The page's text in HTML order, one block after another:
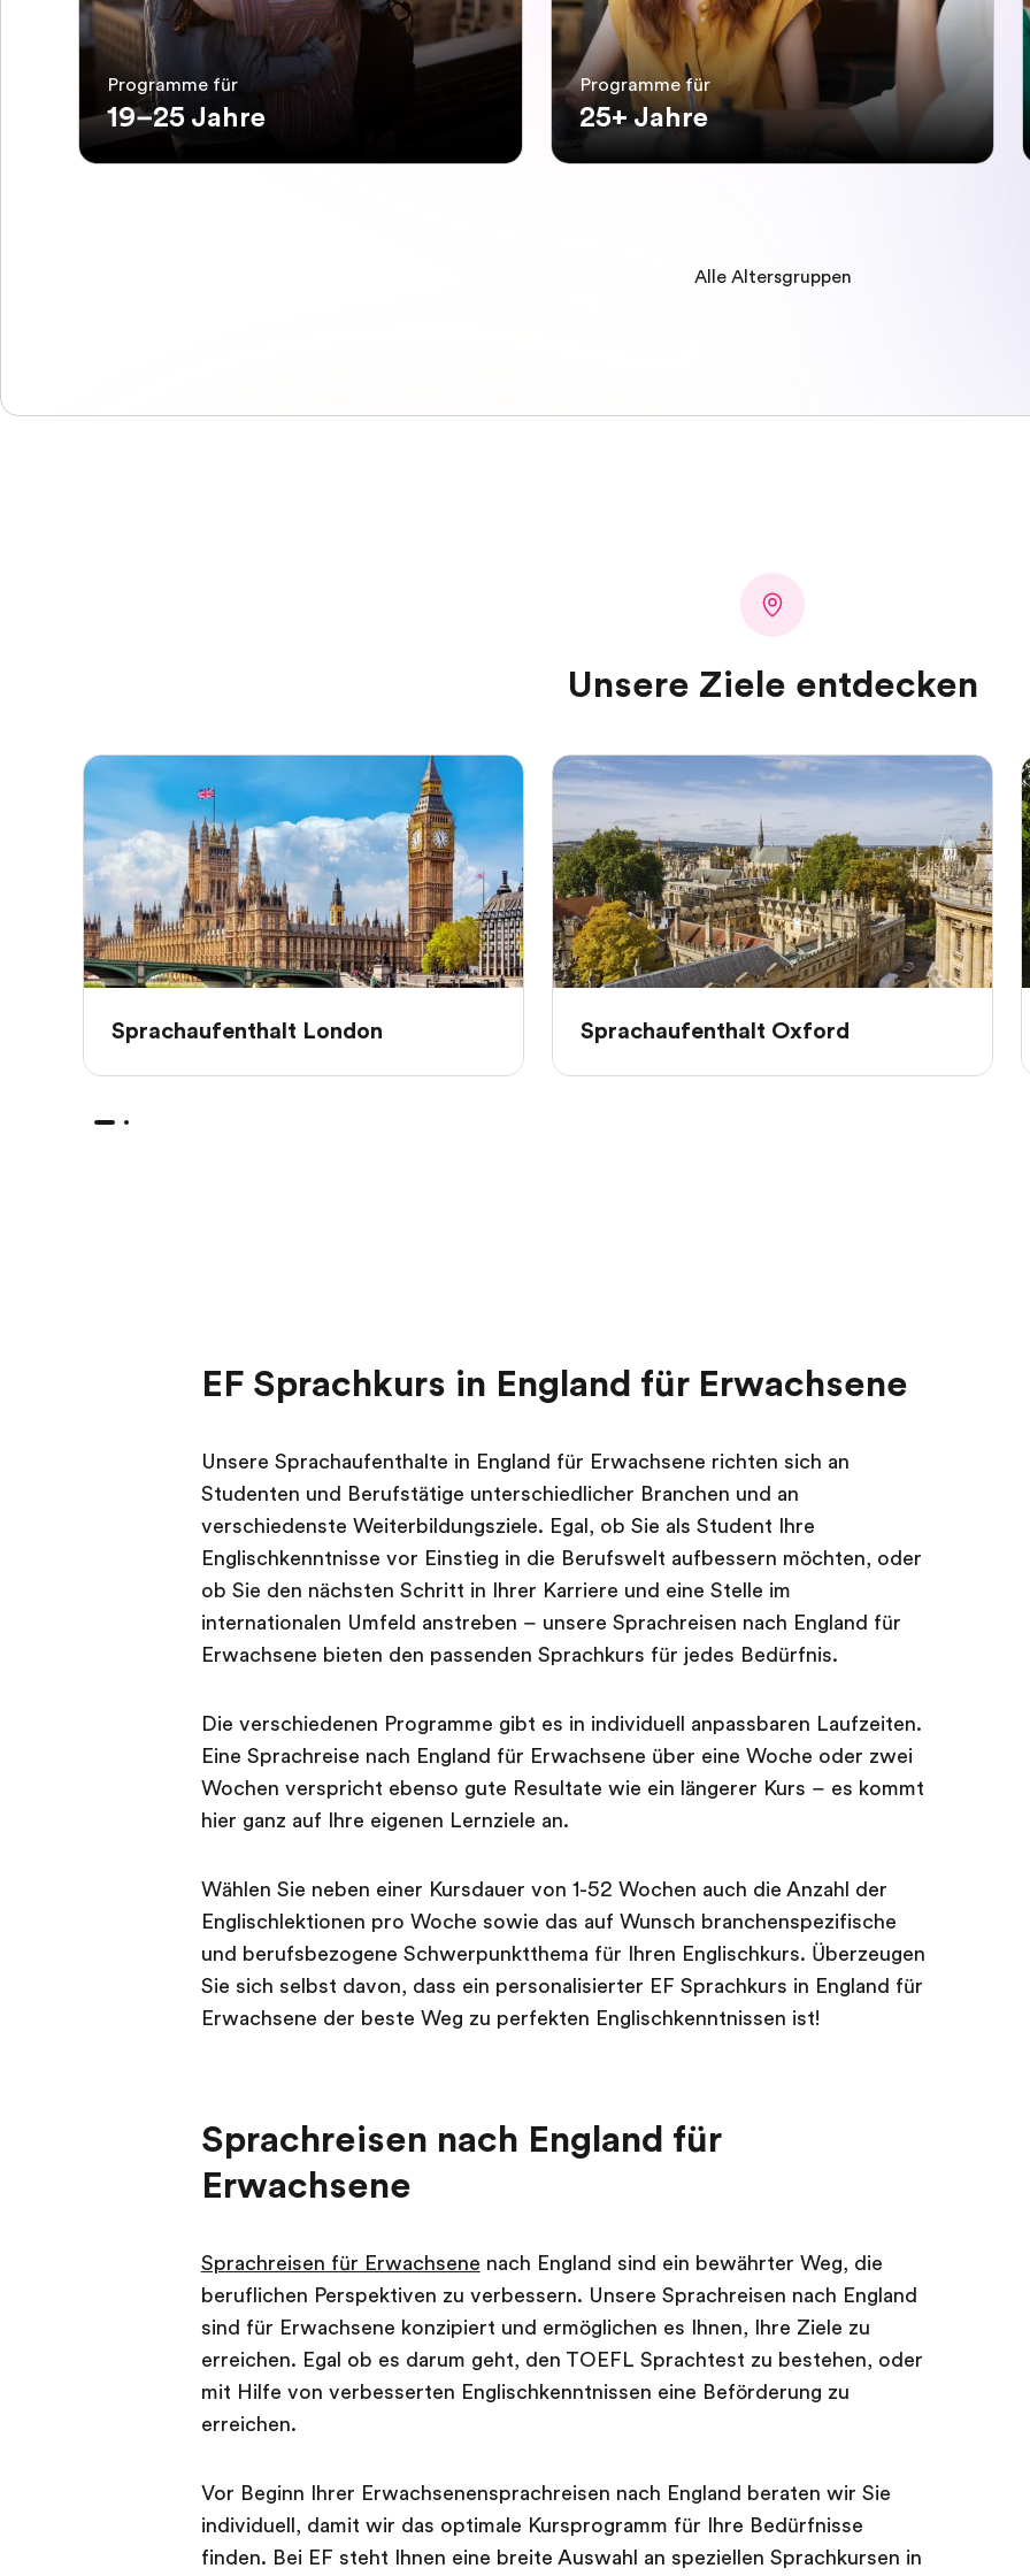
Programme für
19–25 Jahre
Programme für
25+ Jahre
Alle Altersgruppen
Unsere Ziele entdecken
Sprachaufenthalt London Sprachaufenthalt Oxford
EF Sprachkurs in England für Erwachsene
Unsere Sprachaufenthalte in England für Erwachsene richten sich an
Studenten und Berufstätige unterschiedlicher Branchen und an
verschiedenste Weiterbildungsziele. Egal, ob Sie als Student Ihre
Englischkenntnisse vor Einstieg in die Berufswelt aufbessern möchten, oder
ob Sie den nächsten Schritt in Ihrer Karriere und eine Stelle im
internationalen Umfeld anstreben – unsere Sprachreisen nach England für
Erwachsene bieten den passenden Sprachkurs für jedes Bedürfnis.
Die verschiedenen Programme gibt es in individuell anpassbaren Laufzeiten.
Eine Sprachreise nach England für Erwachsene über eine Woche oder zwei
Wochen verspricht ebenso gute Resultate wie ein längerer Kurs – es kommt
hier ganz auf Ihre eigenen Lernziele an.
Wählen Sie neben einer Kursdauer von 1-52 Wochen auch die Anzahl der
Englischlektionen pro Woche sowie das auf Wunsch branchenspezifische
und berufsbezogene Schwerpunktthema für Ihren Englischkurs. Überzeugen
Sie sich selbst davon, dass ein personalisierter EF Sprachkurs in England für
Erwachsene der beste Weg zu perfekten Englischkenntnissen ist!
Sprachreisen nach England für
Erwachsene
Sprachreisen für Erwachsene nach England sind ein bewährter Weg, die
beruflichen Perspektiven zu verbessern. Unsere Sprachreisen nach England
sind für Erwachsene konzipiert und ermöglichen es Ihnen, Ihre Ziele zu
erreichen. Egal ob es darum geht, den TOEFL Sprachtest zu bestehen, oder
mit Hilfe von verbesserten Englischkenntnissen eine Beförderung zu
erreichen.
Vor Beginn Ihrer Erwachsenensprachreisen nach England beraten wir Sie
individuell, damit wir das optimale Kursprogramm für Ihre Bedürfnisse
finden. Bei EF steht Ihnen eine breite Auswahl an speziellen Sprachkursen in